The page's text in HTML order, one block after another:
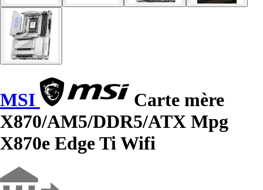
MSI
Carte mère
X870/AM5/DDR5/ATX Mpg
X870e Edge Ti Wifi